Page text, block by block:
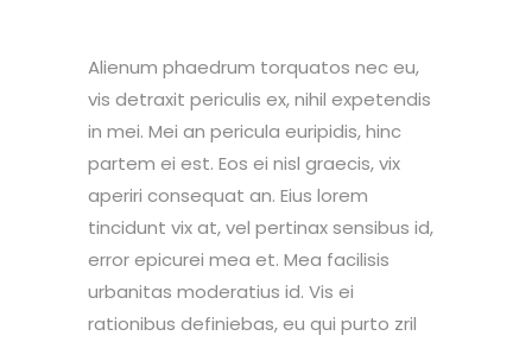
Alienum phaedrum torquatos nec eu,
vis detraxit periculis ex, nihil expetendis
in mei. Mei an pericula euripidis, hinc
partem ei est. Eos ei nisl graecis, vix
aperiri consequat an. Eius lorem
tincidunt vix at, vel pertinax sensibus id,
error epicurei mea et. Mea facilisis
urbanitas moderatius id. Vis ei
rationibus definiebas, eu qui purto zril